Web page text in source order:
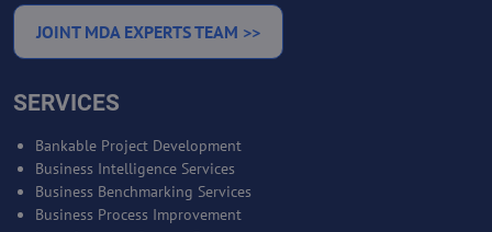
JOINT MDA EXPERTS TEAM >>
SERVICES
Bankable Project Development
Business Intelligence Services
Business Benchmarking Services
Business Process Improvement